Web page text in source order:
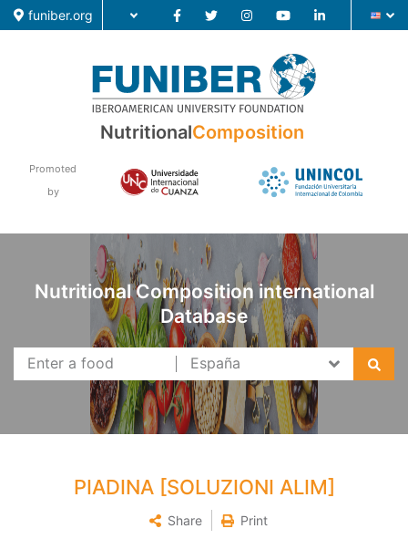
funiber.org
Food Composition
Research
NutritionalComposition
Promoted
by
Nutritional Composition international
Database
PIADINA [SOLUZIONI ALIM]
Share Print